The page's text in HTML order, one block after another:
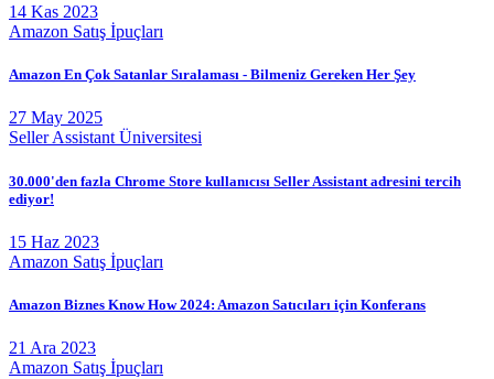
14 Kas 2023
Amazon Satış İpuçları
Amazon En Çok Satanlar Sıralaması - Bilmeniz Gereken Her Şey
27 May 2025
Seller Assistant Üniversitesi
30.000'den fazla Chrome Store kullanıcısı Seller Assistant adresini tercih
ediyor!
15 Haz 2023
Amazon Satış İpuçları
Amazon Biznes Know How 2024: Amazon Satıcıları için Konferans
21 Ara 2023
Amazon Satış İpuçları